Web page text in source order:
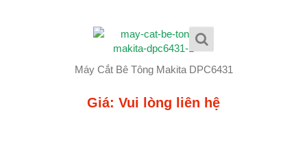
Máy Cắt Bê Tông Makita DPC6431
Giá: Vui lòng liên hệ